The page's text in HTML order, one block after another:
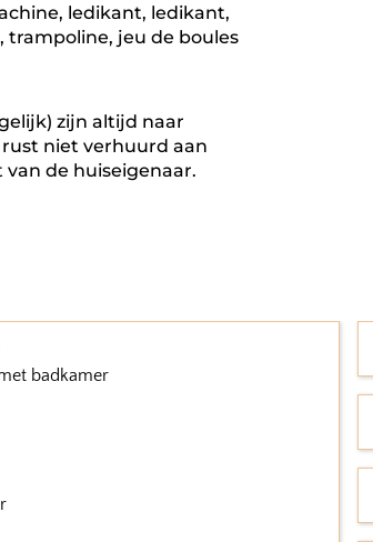
ledikant, ledikant,
trampoline, jeu de boules
zijn altijd naar
niet verhuurd aan
de huiseigenaar.
badkamer